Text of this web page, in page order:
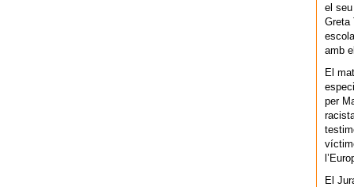
el
Greta
amb
El
per
El